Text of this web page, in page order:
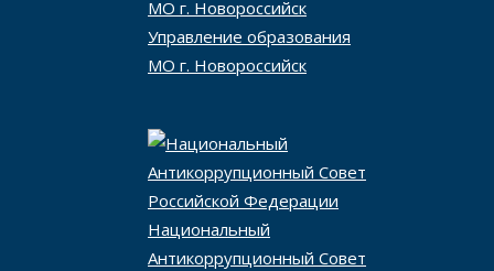
Управление образования
МО г. Новороссийск
Национальный
Антикоррупционный Совет